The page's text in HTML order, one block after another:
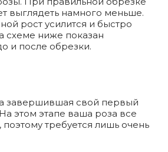
выглядеть намного меньше.
рост усилится и быстро
схеме ниже показан
и после обрезки.
завершившая свой первый
этом этапе ваша роза все
требуется лишь очень